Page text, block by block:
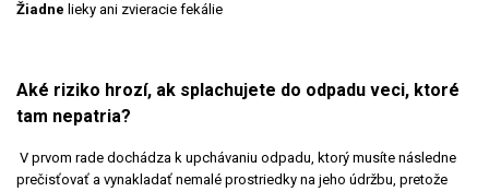
Žiadne lieky ani zvieracie fekálie
Aké riziko hrozí, ak splachujete do odpadu veci, ktoré
tam nepatria?
V prvom rade dochádza k upchávaniu odpadu, ktorý musíte následne
prečisťovať a vynakladať nemalé prostriedky na jeho údržbu, pretože